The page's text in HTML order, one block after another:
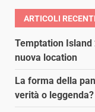
ARTICOLI RECENTI
Temptation Island
nuova location
La forma della
verità o leggenda?